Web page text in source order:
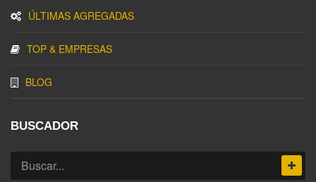
ÚLTIMAS AGREGADAS
TOP & EMPRESAS
BLOG
BUSCADOR